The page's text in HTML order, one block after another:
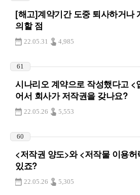
[해고]계약기간 도중 퇴사하거나
의할 점
22.05.31 4,985
61
시나리오 계약으로 작성했다고 <
어서 회사가 저작권을 갖나요?
22.05.26 5,553
60
<저작권 양도>와 <저작물 이용
있죠?
22.05.26 5,305